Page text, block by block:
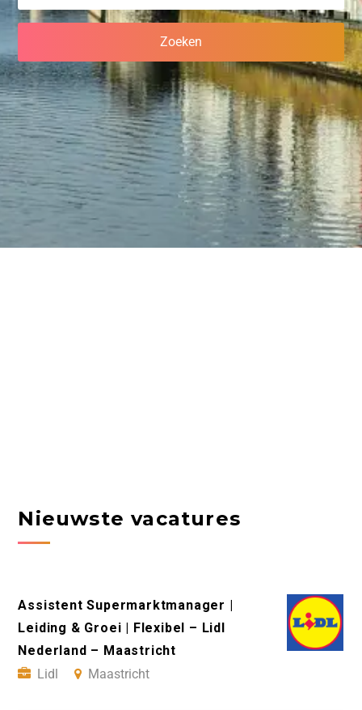
Nieuwste vacatures
Assistent Supermarktmanager |
Leiding & Groei | Flexibel – Lidl
Nederland – Maastricht
Lidl
Maastricht